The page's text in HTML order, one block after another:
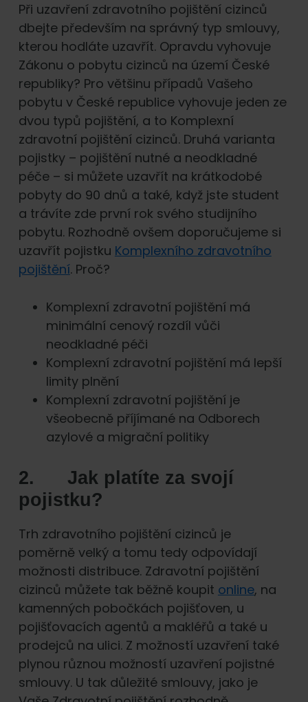
Při uzavření zdravotního pojištění cizinců
dbejte především na správný typ smlouvy,
kterou hodláte uzavřít. Opravdu vyhovuje
Zákonu o pobytu cizinců na území České
republiky? Pro většinu případů Vašeho
pobytu v České republice vyhovuje jeden ze
dvou typů pojištění, a to Komplexní
zdravotní pojištění cizinců. Druhá varianta
pojistky – pojištění nutné a neodkladné
péče – si můžete uzavřít na krátkodobé
pobyty do 90 dnů a také, když jste student
a trávíte zde první rok svého studijního
pobytu. Rozhodně ovšem doporučujeme si
uzavřít pojistku Komplexního zdravotního
pojištění. Proč?
Komplexní zdravotní pojištění má
minimální cenový rozdíl vůči
neodkladné péči
Komplexní zdravotní pojištění má lepší
limity plnění
Komplexní zdravotní pojištění je
všeobecně příjímané na Odborech
azylové a migrační politiky
2. Jak platíte za svojí
pojistku?
Trh zdravotního pojištění cizinců je
poměrně velký a tomu tedy odpovídají
možnosti distribuce. Zdravotní pojištění
cizinců můžete tak běžně koupit online, na
kamenných pobočkách pojišťoven, u
pojišťovacích agentů a makléřů a také u
prodejců na ulici. Z možností uzavření také
plynou různou možností uzavření pojistné
smlouvy. U tak důležité smlouvy, jako je